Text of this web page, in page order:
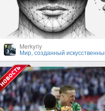
Merkyriy
Мир, созданный